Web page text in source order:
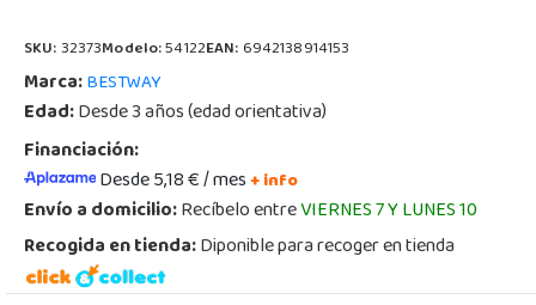
SKU:32373Modelo:54122EAN:6942138914153
Marca:BESTWAY
Edad:Desde 3 años (edad orientativa)
Financiación:
Desde 5,18 € / mes+ info
Envío a domicilio:Recíbelo entreVIERNES 7 Y LUNES 10
Recogida en tienda:Diponible para recoger en tienda